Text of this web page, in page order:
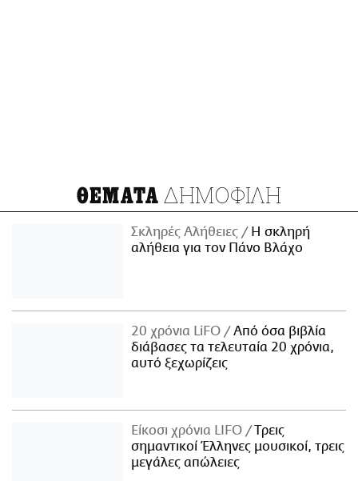
ΘΕΜΑΤΑ ΔΗΜΟΦΙΛΗ
Σκληρές Αλήθειες
H σκληρή
αλήθεια για τον Πάνο Βλάχο
20 χρόνια LiFO
Από όσα βιβλία
διάβασες τα τελευταία 20 χρόνια,
αυτό ξεχωρίζεις
Είκοσι χρόνια LIFO
Tρεις
σημαντικοί Έλληνες μουσικοί, τρεις
μεγάλες απώλειες